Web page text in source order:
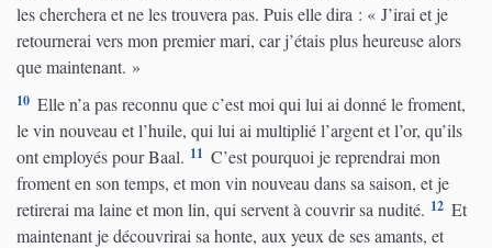
les cherchera et ne les trouvera pas. Puis elle dira : « J’irai et je
retournerai vers mon premier mari, car j’étais plus heureuse alors
que maintenant. »
10 Elle n’a pas reconnu que c’est moi qui lui ai donné le froment,
le vin nouveau et l’huile, qui lui ai multiplié l’argent et l’or, qu’ils
ont employés pour Baal. 11 C’est pourquoi je reprendrai mon
froment en son temps, et mon vin nouveau dans sa saison, et je
retirerai ma laine et mon lin, qui servent à couvrir sa nudité. 12 Et
maintenant je découvrirai sa honte, aux yeux de ses amants, et